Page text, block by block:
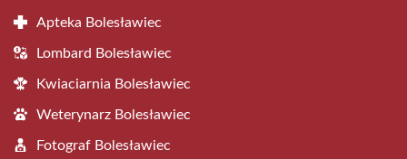
Apteka Bolesławiec
Lombard Bolesławiec
Kwiaciarnia Bolesławiec
Weterynarz Bolesławiec
Fotograf Bolesławiec